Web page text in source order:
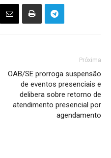
Próxima
OAB/SE prorroga suspensão
de eventos presenciais e
delibera sobre retorno de
atendimento presencial por
agendamento